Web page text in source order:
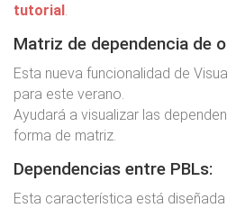
tutorial.
Matriz de dependencia de
Esta nueva funcionalidad de
para este verano.
Ayudará a visualizar las
forma de matriz.
Dependencias entre PBLs:
Esta característica está